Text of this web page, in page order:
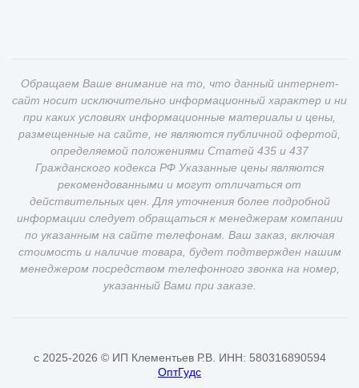
Обращаем Ваше внимание на то, что данный интернет-
сайт носит исключительно информационный характер и ни
при каких условиях информационные материалы и цены,
размещенные на сайте, не являются публичной офертой,
определяемой положениями Статей 435 и 437
Гражданского кодекса РФ Указанные цены являются
рекомендованными и могут отличаться от
действительных цен. Для уточнения более подробной
информации следует обращаться к менеджерам компании
по указанным на сайте телефонам. Ваш заказ, включая
стоимость и наличие товара, будет подтвержден нашим
менеджером посредством телефонного звонка на номер,
указанный Вами при заказе.
c 2025-2026 © ИП Клементьев Р.В. ИНН: 580316890594
ОптГудс